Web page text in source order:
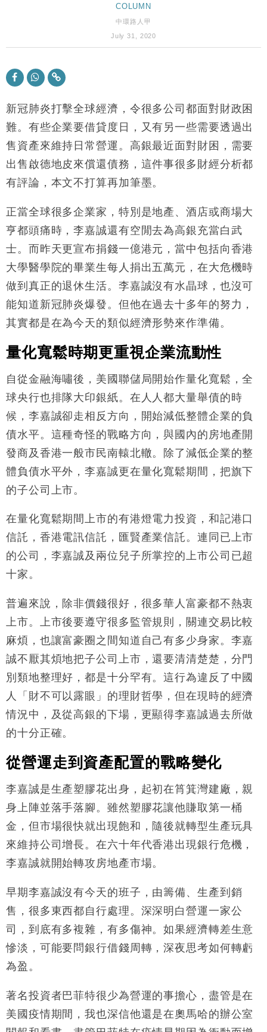
國際｜特朗普赴洛杉磯高球場活動前 男子攜槍彈被捕
財經｜日經失守6.5萬點後回穩 全周仍升近2%
15:47
粦接任
13:44
財經｜內地7月美元計價出口增近24%勝預期 貿易順
12:44
日圓干預創新高
11:12
國際｜特朗普料美伊戰事快結束 承認部分彈藥庫存緊
15:59
財經｜SA售股自救後再出手 斥4億美元押注未上市公
司
11:30
財經｜精星香港夥菜鳥拓全球智慧倉儲市場 加快海外
市場落地
14:50
地產｜大酒店中期轉賺2300萬元 斥21億翻新香港及
東京半島
13:12
國際｜特朗普赴洛杉磯高球場活動前 男子攜槍彈被捕
COLUMN
中環路人甲
July 31, 2020
新冠肺炎打擊全球經濟，令很多公司都面對財政困
難。有些企業要借貸度日，又有另一些需要透過出
售資產來維持日常營運。高銀最近面對財困，需要
出售啟德地皮來償還債務，這件事很多財經分析都
有評論，本文不打算再加筆墨。
正當全球很多企業家，特別是地產、酒店或商場大
亨都頭痛時，李嘉誠還有空閒去為高銀充當白武
士。而昨天更宣布捐錢一億港元，當中包括向香港
大學醫學院的畢業生每人捐出五萬元，在大危機時
做到真正的退休生活。李嘉誠沒有水晶球，也沒可
能知道新冠肺炎爆發。但他在過去十多年的努力，
其實都是在為今天的類似經濟形勢來作準備。
量化寬鬆時期更重視企業流動性
自從金融海嘯後，美國聯儲局開始作量化寬鬆，全
球央行也排隊大印銀紙。在人人都大量舉債的時
候，李嘉誠卻走相反方向，開始減低整體企業的負
債水平。這種奇怪的戰略方向，與國內的房地產開
發商及香港一般市民南轅北轍。除了減低企業的整
體負債水平外，李嘉誠更在量化寬鬆期間，把旗下
的子公司上市。
在量化寬鬆期間上市的有港燈電力投資，和記港口
信託，香港電訊信託，匯賢產業信託。連同已上市
的公司，李嘉誠及兩位兒子所掌控的上市公司已超
十家。
普遍來說，除非價錢很好，很多華人富豪都不熱衷
上市。上市後要遵守很多監管規則，關連交易比較
麻煩，也讓富豪圈之間知道自己有多少身家。李嘉
誠不厭其煩地把子公司上市，還要清清楚楚，分門
別類地整理好，都是十分罕有。這行為違反了中國
人「財不可以露眼」的理財哲學，但在現時的經濟
情況中，及從高銀的下場，更顯得李嘉誠過去所做
的十分正確。
從營運走到資產配置的戰略變化
李嘉誠是生產塑膠花出身，起初在筲箕灣建廠，親
身上陣並落手落腳。雖然塑膠花讓他賺取第一桶
金，但市場很快就出現飽和，隨後就轉型生產玩具
來維持公司增長。在六十年代香港出現銀行危機，
李嘉誠就開始轉攻房地產市場。
早期李嘉誠沒有今天的班子，由籌備、生產到銷
售，很多東西都自行處理。深深明白營運一家公
司，到底有多複雜，有多傷神。如果經濟轉差生意
慘淡，可能要問銀行借錢周轉，深夜思考如何轉虧
為盈。
著名投資者巴菲特很少為營運的事擔心，盡管是在
美國疫情期間，我也深信他還是在奧馬哈的辦公室